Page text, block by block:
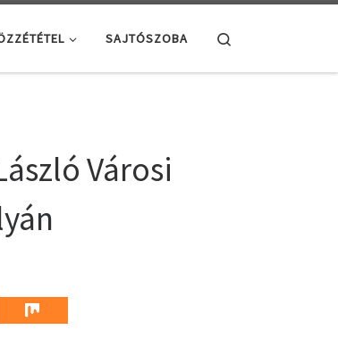
SAJTÓSZOBA
Városi